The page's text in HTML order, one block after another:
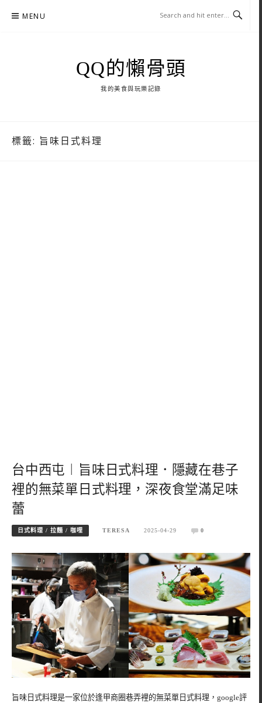
MENU
QQ的懶骨頭
我的美食與玩樂記錄
標籤: 旨味日式料理
台中西屯︱旨味日式料理．隱藏在巷子
裡的無菜單日式料理，深夜食堂滿足味
蕾
日式料理 / 拉麵 / 咖哩 TERESA 2025-04-29 0
旨味日式料理是一家位於逢甲商圈巷弄裡的無菜單日式料理，google評